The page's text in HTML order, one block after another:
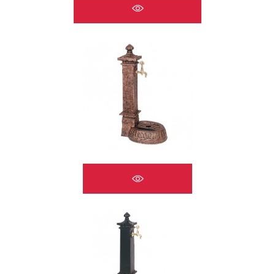
ÇEŞMELER A2522
ÇEŞMELER A2523